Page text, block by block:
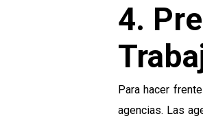
4.
Para hacer
agencias. Las